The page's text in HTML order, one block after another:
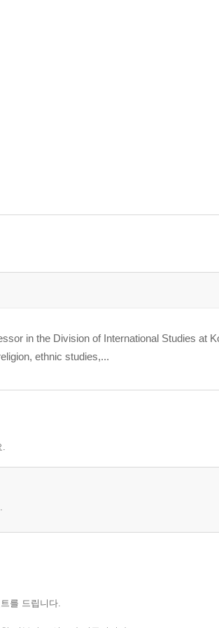
in the Division of International Studies at
ethnic studies,...
.
를 드립니다.